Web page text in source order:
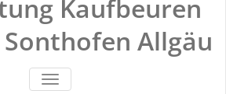
Kaufbeuren
Allgäu
SCHALTE NAVIGATION